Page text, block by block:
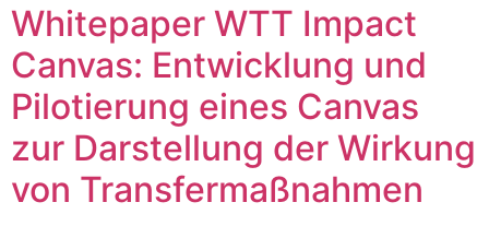
Whitepaper WTT Impact
Canvas: Entwicklung und
Pilotierung eines Canvas
zur Darstellung der Wirkung
von Transfermaßnahmen